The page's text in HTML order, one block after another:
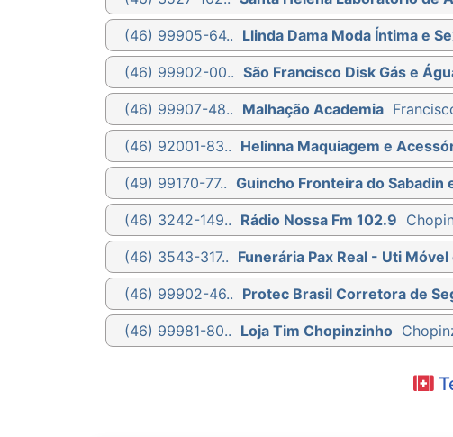
(46) 99905-64.. Llinda Dama Moda Íntima e
(46) 99902-00.. São Francisco Disk Gás e
(46) 99907-48.. Malhação Academia
(46) 92001-83.. Helinna Maquiagem e
(49) 99170-77.. Guincho Fronteira do Sabadin
(46) 3242-149.. Rádio Nossa Fm 102.9
(46) 3543-317.. Funerária Pax Real - Uti
(46) 99902-46.. Protec Brasil Corretora de
(46) 99981-80.. Loja Tim Chopinzinho